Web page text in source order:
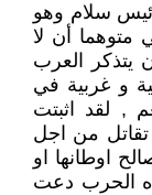
سلام وهو
أن لا
العرب
و غربية في
, لقد اثبتت
تقاتل من اجل
اوطانها او
الحرب دعت